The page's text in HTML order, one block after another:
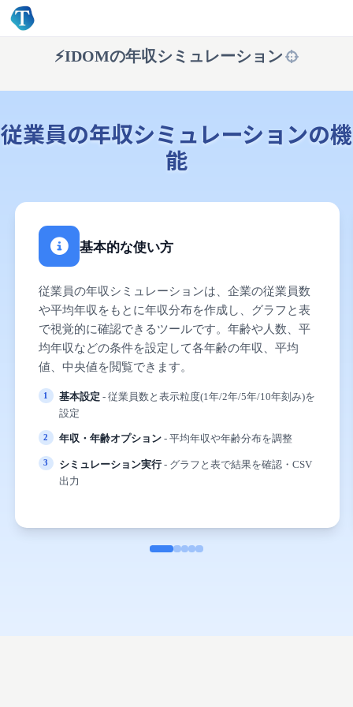
⚡️IDOMの年収シミュレーション
従業員の年収シミュレーションの機
能
基本的な使い方
従業員の年収シミュレーションは、企業の従業員数
や平均年収をもとに年収分布を作成し、グラフと表
で視覚的に確認できるツールです。年齢や人数、平
均年収などの条件を設定して各年齢の年収、平均
値、中央値を閲覧できます。
基本設定 - 従業員数と表示粒度(1年/2年/5年/10年刻み)を
設定
年収・年齢オプション - 平均年収や年齢分布を調整
シミュレーション実行 - グラフと表で結果を確認・CSV
出力